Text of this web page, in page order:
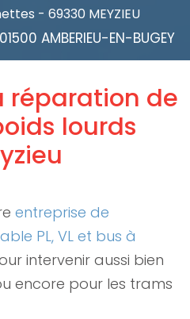
- 69330 MEYZIEU
AMBERIEU-EN-BUGEY
réparation de
lourds
entreprise de
PL, VL et bus à
intervenir aussi bien
encore pour les trams